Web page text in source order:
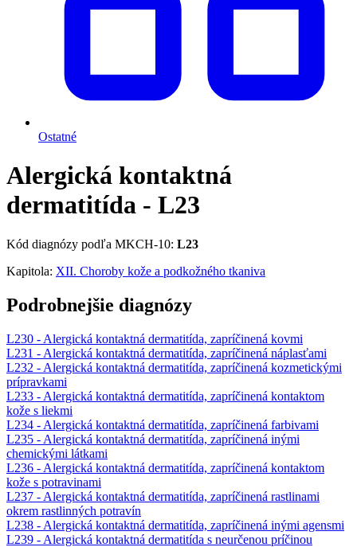
Ostatné
Alergická kontaktná
dermatitída - L23
Kód diagnózy podľa MKCH-10: L23
Kapitola: XII. Choroby kože a podkožného tkaniva
Podrobnejšie diagnózy
L230 - Alergická kontaktná dermatitída, zapríčinená kovmi
L231 - Alergická kontaktná dermatitída, zapríčinená náplasťami
L232 - Alergická kontaktná dermatitída, zapríčinená kozmetickými
prípravkami
L233 - Alergická kontaktná dermatitída, zapríčinená kontaktom
kože s liekmi
L234 - Alergická kontaktná dermatitída, zapríčinená farbivami
L235 - Alergická kontaktná dermatitída, zapríčinená inými
chemickými látkami
L236 - Alergická kontaktná dermatitída, zapríčinená kontaktom
kože s potravinami
L237 - Alergická kontaktná dermatitída, zapríčinená rastlinami
okrem rastlinných potravín
L238 - Alergická kontaktná dermatitída, zapríčinená inými agensmi
L239 - Alergická kontaktná dermatitída s neurčenou príčinou